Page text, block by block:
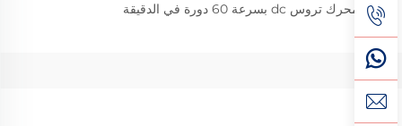
محرك تروس dc بسرعة 60 دورة في الدقيقة